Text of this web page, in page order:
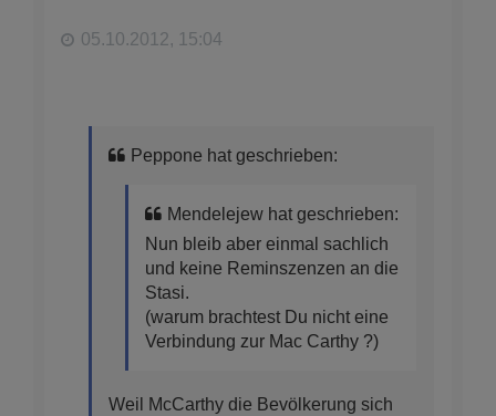
05.10.2012, 15:04
Peppone hat geschrieben:
Mendelejew hat geschrieben:
Nun bleib aber einmal sachlich
und keine Reminszenzen an die
Stasi.
(warum brachtest Du nicht eine
Verbindung zur Mac Carthy ?)
Weil McCarthy die Bevölkerung sich